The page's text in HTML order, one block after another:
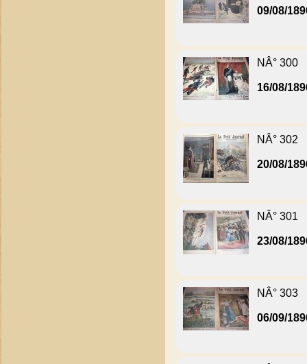
09/08/
NÂ° 300
16/08/
NÂ° 302
20/08/
NÂ° 301
23/08/
NÂ° 303
06/09/